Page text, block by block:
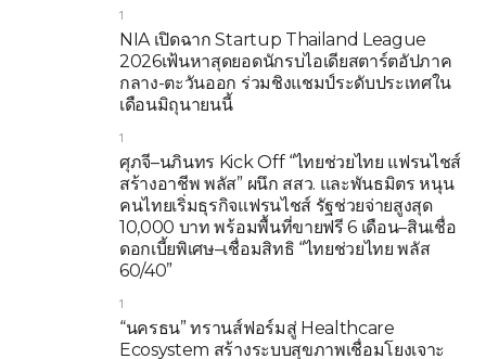
1
NIA เปิดฉาก Startup Thailand League
2026เฟ้นหาสุดยอดนักรบไอเดียสตาร์ตอัปภาค
กลาง-ตะวันออก ร่วมชิงแชมป์ระดับประเทศใน
เดือนมิถุนายนนี้
1
ศุภจี–นภินทร Kick Off “ไทยช่วยไทย แฟรนไชส์
สร้างอาชีพ พลัส” ผนึก สสว. และพันธมิตร หนุน
คนไทยเริ่มธุรกิจแฟรนไชส์ รัฐช่วยจ่ายสูงสุด
10,000 บาท พร้อมพื้นที่ขายฟรี 6 เดือน–สินเชื่อ
ดอกเบี้ยพิเศษ–เชื่อมสิทธิ “ไทยช่วยไทย พลัส
60/40”
1
“นครธน” ทรานส์ฟอร์มสู่ Healthcare
Ecosystem สร้างระบบสุขภาพเชื่อมโยงเจาะ